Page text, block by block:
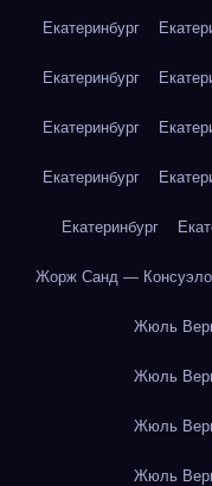
Екатеринбург
Екатеринбург
Екатеринбург
Екатеринбург
Екатеринбург
Жорж Санд — Консуэло
Жюль
Жюль
Жюль
Жюль